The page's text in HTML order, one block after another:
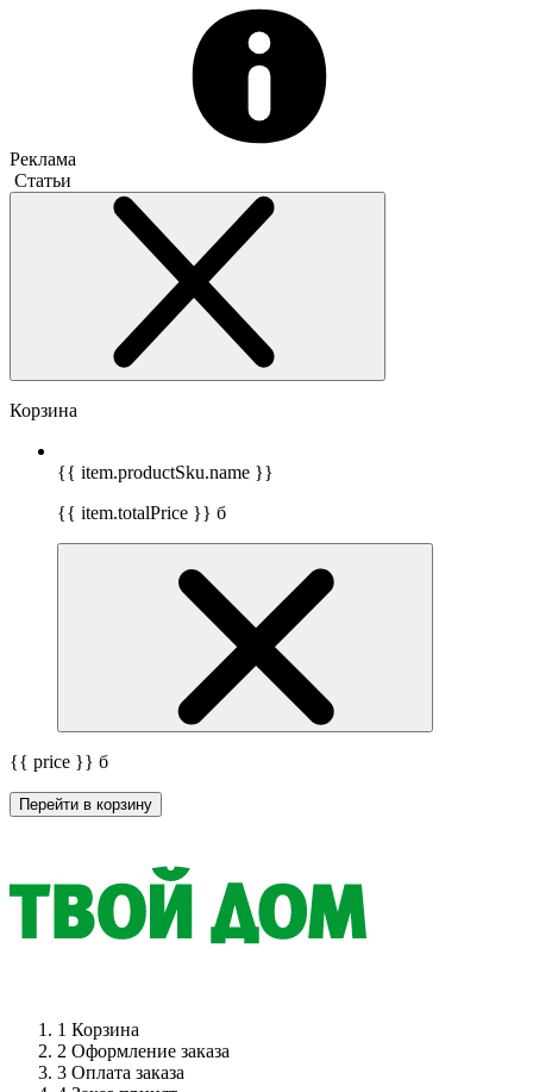
Реклама
Статьи
Корзина
{{ item.productSku.name }}
{{ item.totalPrice }} б
{{ price }} б
Перейти в корзину
1 Корзина
2 Оформление заказа
3 Оплата заказа